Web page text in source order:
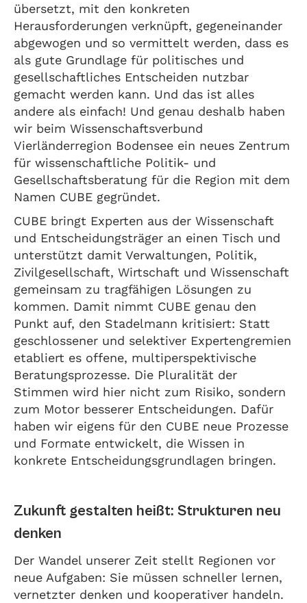
übersetzt, mit den konkreten
Herausforderungen verknüpft, gegeneinander
abgewogen und so vermittelt werden, dass es
als gute Grundlage für politisches und
gesellschaftliches Entscheiden nutzbar
gemacht werden kann. Und das ist alles
andere als einfach! Und genau deshalb haben
wir beim Wissenschaftsverbund
Vierländerregion Bodensee ein neues Zentrum
für wissenschaftliche Politik- und
Gesellschaftsberatung für die Region mit dem
Namen CUBE gegründet.
CUBE bringt Experten aus der Wissenschaft
und Entscheidungsträger an einen Tisch und
unterstützt damit Verwaltungen, Politik,
Zivilgesellschaft, Wirtschaft und Wissenschaft
gemeinsam zu tragfähigen Lösungen zu
kommen. Damit nimmt CUBE genau den
Punkt auf, den Stadelmann kritisiert: Statt
geschlossener und selektiver Expertengremien
etabliert es offene, multiperspektivische
Beratungsprozesse. Die Pluralität der
Stimmen wird hier nicht zum Risiko, sondern
zum Motor besserer Entscheidungen. Dafür
haben wir eigens für den CUBE neue Prozesse
und Formate entwickelt, die Wissen in
konkrete Entscheidungsgrundlagen bringen.
Zukunft gestalten heißt: Strukturen neu
denken
Der Wandel unserer Zeit stellt Regionen vor
neue Aufgaben: Sie müssen schneller lernen,
vernetzter denken und kooperativer handeln.